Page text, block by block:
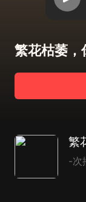
繁花枯萎，
-次